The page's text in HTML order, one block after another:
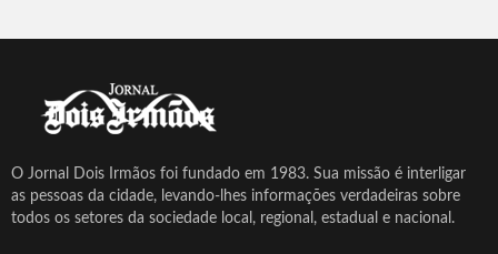
O Jornal Dois Irmãos foi fundado em 1983. Sua missão é interligar
as pessoas da cidade, levando-lhes informações verdadeiras sobre
todos os setores da sociedade local, regional, estadual e nacional.